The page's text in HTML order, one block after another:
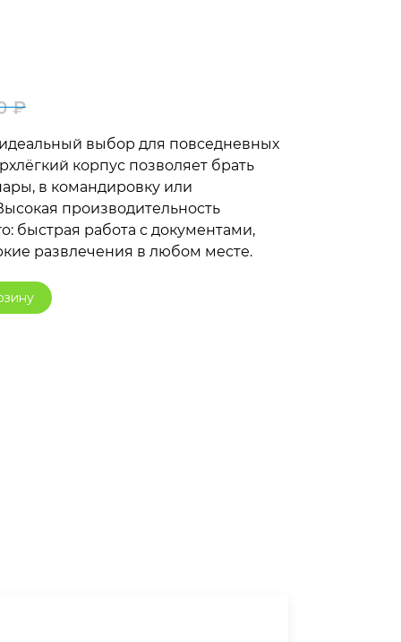
₽
цена
составляла
75
990 ₽.
цена:
68
990 ₽.
выбор для повседневных
корпус позволяет брать
в командировку или
производительность
быстрая работа с документами,
развлечения в любом месте.